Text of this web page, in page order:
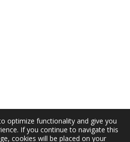
optimize functionality and give you
If you continue to navigate this
cookies will be placed on your